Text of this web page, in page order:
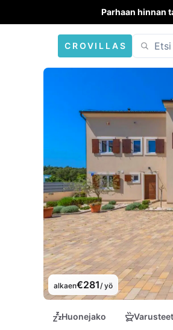
Parhaan hinnan
CROVILLAS
alkaen€281/ yö
Huonejako Varusteet